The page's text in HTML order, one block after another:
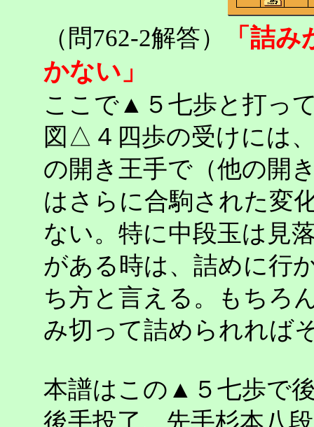
（問762-2解答）
「詰
かない」
ここで▲５七歩と打っ
図△４四歩の受けには
の開き王手で（他の開
はさらに合駒された変
ない。特に中段玉は見
がある時は、詰めに行
ち方と言える。もちろ
み切って詰められれば
本譜はこの▲５七歩で
後手投了、先手杉本八